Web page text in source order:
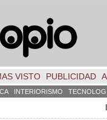
VISTO PUBLICIDAD
INTERIORISMO